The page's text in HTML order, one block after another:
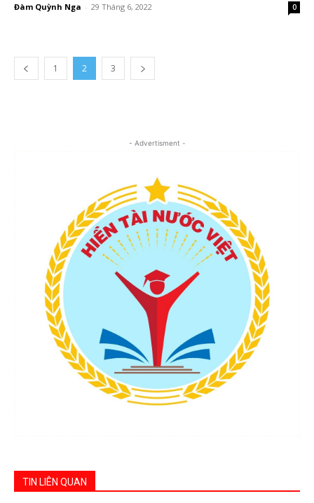
Đàm Quỳnh Nga - 29 Tháng 6, 2022 0
1 2 3
- Advertisment -
TIN LIÊN QUAN